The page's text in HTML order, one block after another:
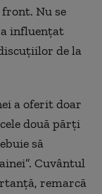
Nu se
influențat
de la
a oferit doar
două părți
să
Cuvântul
remarcă